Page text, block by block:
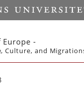
Europe -
Culture, and